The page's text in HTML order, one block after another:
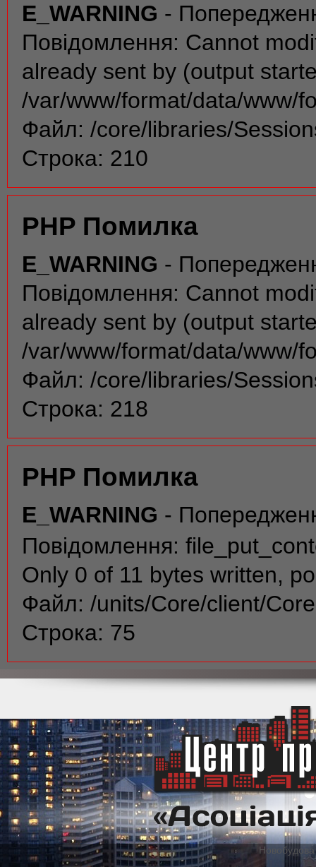
E_WARNING -
Повідомлення: Cannot
already sent by (output
/var/www/format/data/www/
Файл: /core/libraries/
Строка: 210
PHP Помилка
E_WARNING -
Повідомлення: Cannot
already sent by (output
/var/www/format/data/www/
Файл: /core/libraries/
Строка: 218
PHP Помилка
E_WARNING -
Повідомлення:
Only 0 of 11 bytes written,
Файл: /units/Core/client/
Строка: 75